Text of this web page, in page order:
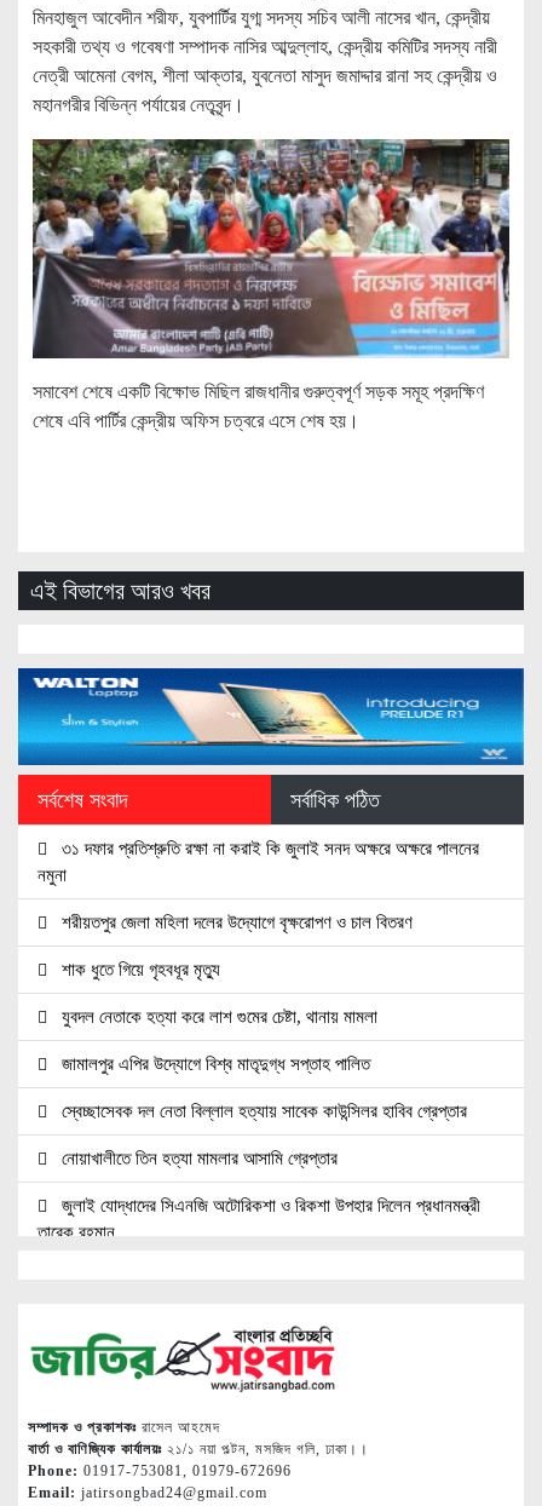
মিনহাজুল আবেদীন শরীফ, যুবপার্টির যুগ্ম সদস্য সচিব আলী নাসের খান, কেন্দ্রীয়
সহকারী তথ্য ও গবেষণা সম্পাদক নাসির আব্দুল্লাহ, কেন্দ্রীয় কমিটির সদস্য নারী
নেত্রী আমেনা বেগম, শীলা আক্তার, যুবনেতা মাসুদ জমাদ্দার রানা সহ কেন্দ্রীয় ও
মহানগরীর বিভিন্ন পর্যায়ের নেতৃবৃন্দ।
সমাবেশ শেষে একটি বিক্ষোভ মিছিল রাজধানীর গুরুত্বপূর্ণ সড়ক সমূহ প্রদক্ষিণ
শেষে এবি পার্টির কেন্দ্রীয় অফিস চত্বরে এসে শেষ হয়।
এই বিভাগের আরও খবর
সর্বশেষ সংবাদ সর্বাধিক পঠিত
৩১ দফার প্রতিশ্রুতি রক্ষা না করাই কি জুলাই সনদ অক্ষরে অক্ষরে পালনের
নমুনা
শরীয়তপুর জেলা মহিলা দলের উদ্যোগে বৃক্ষরোপণ ও চাল বিতরণ
শাক ধুতে গিয়ে গৃহবধূর মৃত্যু
যুবদল নেতাকে হত্যা করে লাশ গুমের চেষ্টা, থানায় মামলা
জামালপুর এপির উদ্যোগে বিশ্ব মাতৃদুগ্ধ সপ্তাহ পালিত
স্বেচ্ছাসেবক দল নেতা বিল্লাল হত্যায় সাবেক কাউন্সিলর হাবিব গ্রেপ্তার
নোয়াখালীতে তিন হত্যা মামলার আসামি গ্রেপ্তার
জুলাই যোদ্ধাদের সিএনজি অটোরিকশা ও রিকশা উপহার দিলেন প্রধানমন্ত্রী
তারেক রহমান
নোয়াখালীতে ৯৭৯০ ইয়াবাসহ দুই পাচারকারী গ্রেপ্তার
নোয়াখালীতে সিএনজিতে ১১ কেজি গাঁজা, গ্রেপ্তার ১
নোয়াখালীতে বিএনপি নেতাকে গুলি, লাগল সহযোগীর বুকে
দলকে সুসংগঠিত ও জনমুখী করতে নেতাকর্মীদের ঐক্যবদ্ধ হওয়ার আহ্বান
শ্রীমঙ্গলের এমপি মুজিবের
সম্পাদক ও প্রকাশকঃ রাসেল আহমেদ
বার্তা ও বাণিজ্যিক কার্যালয়ঃ ২১/১ নয়া পল্টন, মসজিদ গলি, ঢাকা।।
Phone: 01917-753081, 01979-672696
Email: jatirsongbad24@gmail.com